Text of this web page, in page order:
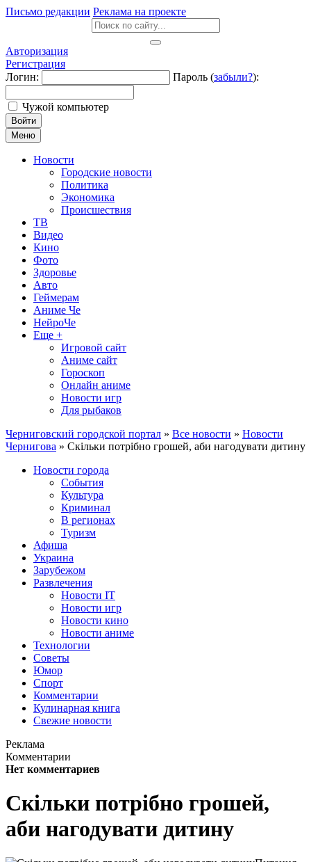
Письмо редакции Реклама на проекте
Авторизация
Регистрация
Логин:
Пароль (забыли?):
Чужой компьютер
Войти
Меню
Новости
Городские новости
Политика
Экономика
Происшествия
ТВ
Видео
Кино
Фото
Здоровье
Авто
Геймерам
Аниме Че
НейроЧе
Еще +
Игровой сайт
Аниме сайт
Гороскоп
Онлайн аниме
Новости игр
Для рыбаков
Черниговский городской портал » Все новости » Новости
Чернигова » Скільки потрібно грошей, аби нагодувати дитину
Новости города
События
Культура
Криминал
В регионах
Туризм
Афиша
Украина
Зарубежом
Развлечения
Новости IT
Новости игр
Новости кино
Новости аниме
Технологии
Советы
Юмор
Спорт
Комментарии
Кулинарная книга
Свежие новости
Реклама
Комментарии
Нет комментариев
Скільки потрібно грошей,
аби нагодувати дитину